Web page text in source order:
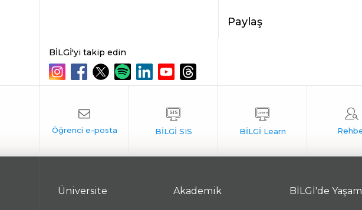
Paylaş
BİLGİ'yi takip edin
Üniversite Akademik BİLGİ'de Yaşam